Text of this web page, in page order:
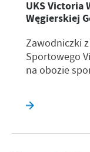
UKS Victoria
Węgierskiej
Zawodniczki
Sportowego
na obozie